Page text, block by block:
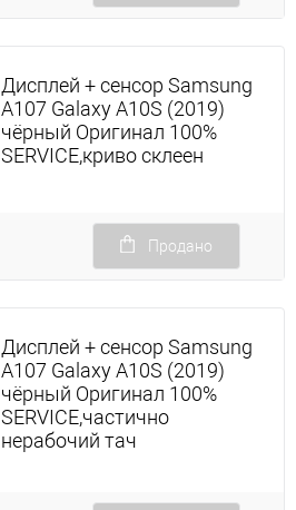
Дисплей + сенсор Samsung
A107 Galaxy A10S (2019)
чёрный Оригинал 100%
SERVICE,криво склеен
Продано
Дисплей + сенсор Samsung
A107 Galaxy A10S (2019)
чёрный Оригинал 100%
SERVICE,частично
нерабочий тач